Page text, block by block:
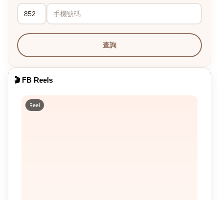
查詢
🎬 FB Reels
Reel